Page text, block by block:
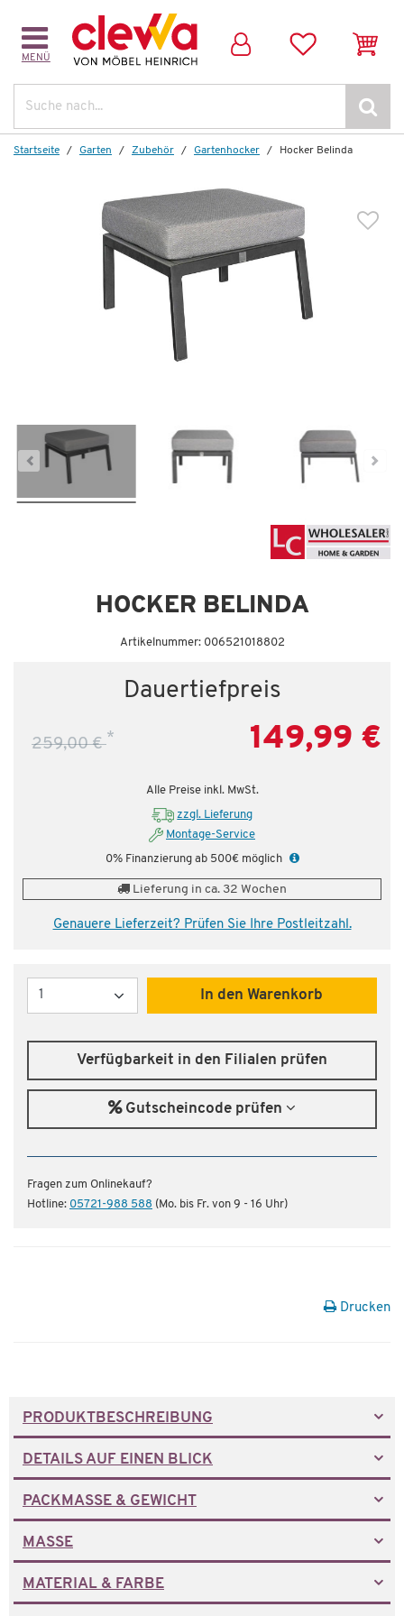
MENÜ
Startseite Garten Zubehör Gartenhocker Hocker Belinda
HOCKER BELINDA
Artikelnummer: 006521018802
Dauertiefpreis
259,00 €* 149,99 €
Alle Preise inkl. MwSt.
zzgl. Lieferung
Montage-Service
0% Finanzierung ab 500€ möglich
Lieferung in ca. 32 Wochen
Genauere Lieferzeit? Prüfen Sie Ihre Postleitzahl.
Menge
In den Warenkorb
Dazu passende Artikel:
Wenige verfügbar
Gartentisch
Nizza / Komido
1.099,00 €
Letzte Chance – jetzt zugreifen!
Verfügbarkeit in den Filialen prüfen
Gutscheincode prüfen
Fragen zum Onlinekauf?
Hotline: 05721-988 588 (Mo. bis Fr. von 9 - 16 Uhr)
Drucken
PRODUKTBESCHREIBUNG
DETAILS AUF EINEN BLICK
PACKMASSE & GEWICHT
MASSE
MATERIAL & FARBE